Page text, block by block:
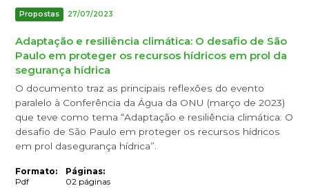
Propostas 27/07/2023
Adaptação e resiliência climática: O desafio de São
Paulo em proteger os recursos hídricos em prol da
segurança hídrica
O documento traz as principais reflexões do evento
paralelo à Conferência da Água da ONU (março de 2023)
que teve como tema “Adaptação e resiliência climática: O
desafio de São Paulo em proteger os recursos hídricos
em prol dasegurança hídrica”.
Formato:
Pdf
Páginas:
02 páginas